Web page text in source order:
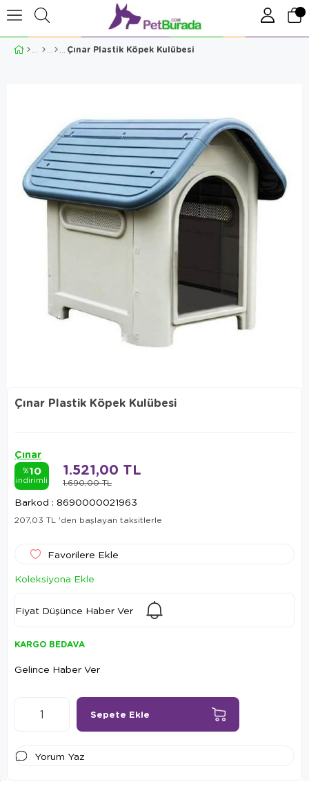
Çınar Plastik Köpek Kulübesi
Çınar Plastik Köpek Kulübesi
Çınar
%10
indirimli 1.690,00 TL
1.521,00 TL
Barkod : 8690000021963
207,03 TL 'den başlayan taksitlerle
Favorilere Ekle
Koleksiyona Ekle
Fiyat Düşünce Haber Ver
KARGO BEDAVA
Gelince Haber Ver
Yorum Yaz